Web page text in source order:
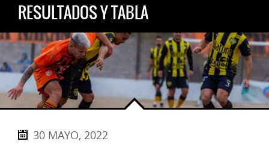
RESULTADOS Y TABLA
30 MAYO, 2022